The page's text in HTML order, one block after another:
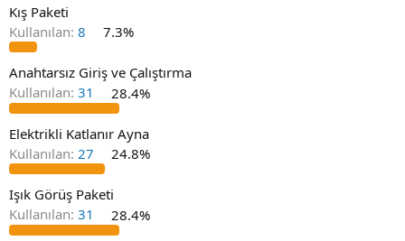
Kış Paketi
Kullanılan: 8 7.3%
Anahtarsız Giriş ve Çalıştırma
Kullanılan: 31 28.4%
Elektrikli Katlanır Ayna
Kullanılan: 27 24.8%
Işık Görüş Paketi
Kullanılan: 31 28.4%